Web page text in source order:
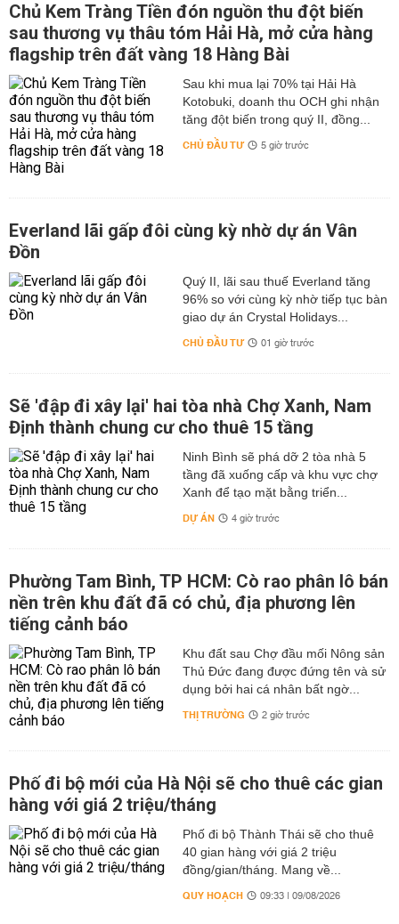
Chủ Kem Tràng Tiền đón nguồn thu đột biến
sau thương vụ thâu tóm Hải Hà, mở cửa hàng
flagship trên đất vàng 18 Hàng Bài
Sau khi mua lại 70% tại Hải Hà
Kotobuki, doanh thu OCH ghi nhận
tăng đột biến trong quý II, đồng...
CHỦ ĐẦU TƯ 5 giờ trước
Everland lãi gấp đôi cùng kỳ nhờ dự án Vân
Đồn
Quý II, lãi sau thuế Everland tăng
96% so với cùng kỳ nhờ tiếp tục bàn
giao dự án Crystal Holidays...
CHỦ ĐẦU TƯ 01 giờ trước
Sẽ 'đập đi xây lại' hai tòa nhà Chợ Xanh, Nam
Định thành chung cư cho thuê 15 tầng
Ninh Bình sẽ phá dỡ 2 tòa nhà 5
tầng đã xuống cấp và khu vực chợ
Xanh để tạo mặt bằng triển...
DỰ ÁN 4 giờ trước
Phường Tam Bình, TP HCM: Cò rao phân lô bán
nền trên khu đất đã có chủ, địa phương lên
tiếng cảnh báo
Khu đất sau Chợ đầu mối Nông sản
Thủ Đức đang được đứng tên và sử
dụng bởi hai cá nhân bất ngờ...
THỊ TRƯỜNG 2 giờ trước
Phố đi bộ mới của Hà Nội sẽ cho thuê các gian
hàng với giá 2 triệu/tháng
Phố đi bộ Thành Thái sẽ cho thuê
40 gian hàng với giá 2 triệu
đồng/gian/tháng. Mang về...
QUY HOẠCH 09:33 | 09/08/2026